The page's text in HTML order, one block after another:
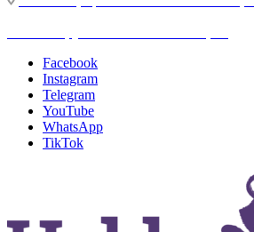
Facebook
Instagram
Telegram
YouTube
WhatsApp
TikTok